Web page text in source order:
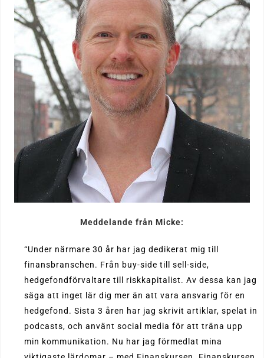
Meddelande från Micke:
“Under närmare 30 år har jag dedikerat mig till
finansbranschen. Från buy-side till sell-side,
hedgefondförvaltare till riskkapitalist. Av dessa kan jag
säga att inget lär dig mer än att vara ansvarig för en
hedgefond. Sista 3 åren har jag skrivit artiklar, spelat in
podcasts, och använt social media för att träna upp
min kommunikation. Nu har jag förmedlat mina